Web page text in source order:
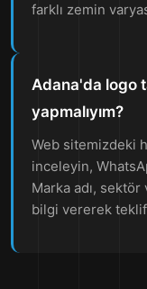
farklı zemin
Adana'da logo
yapmalıyım?
Web sitemizdeki
inceleyin,
Marka adı,
bilgi vererek teklif